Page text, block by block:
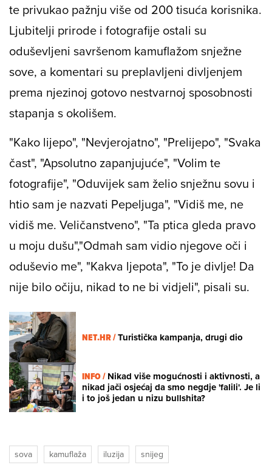
te privukao pažnju više od 200 tisuća korisnika.
Ljubitelji prirode i fotografije ostali su
oduševljeni savršenom kamuflažom snježne
sove, a komentari su preplavljeni divljenjem
prema njezinoj gotovo nestvarnoj sposobnosti
stapanja s okolišem.
"Kako lijepo", "Nevjerojatno", "Prelijepo", "Svaka
čast", "Apsolutno zapanjujuće", "Volim te
fotografije", "Oduvijek sam želio snježnu sovu i
htio sam je nazvati Pepeljuga", "Vidiš me, ne
vidiš me. Veličanstveno", "Ta ptica gleda pravo
u moju dušu","Odmah sam vidio njegove oči i
oduševio me", "Kakva ljepota", "To je divlje! Da
nije bilo očiju, nikad to ne bi vidjeli", pisali su.
NET.HR /Turistička kampanja, drugi dio
INFO /Nikad više mogućnosti i aktivnosti, a
nikad jači osjećaj da smo negdje 'falili'. Je li
i to još jedan u nizu bullshita?
sova kamuflaža iluzija snijeg